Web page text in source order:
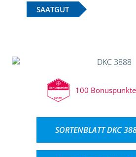
SAATGUT
100
SORTENBLATT DKC